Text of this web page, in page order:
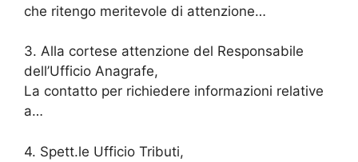
che ritengo meritevole di attenzione…
3. Alla cortese attenzione del Responsabile
dell’Ufficio Anagrafe,
La contatto per richiedere informazioni relative
a…
4. Spett.le Ufficio Tributi,